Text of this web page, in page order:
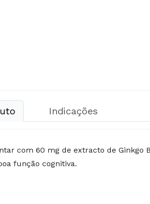
Indicações
com 60 mg de extracto de
função cognitiva.